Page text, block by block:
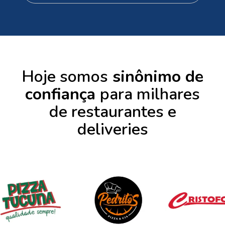
Hoje somos sinônimo de
confiança para milhares
de restaurantes e
deliveries